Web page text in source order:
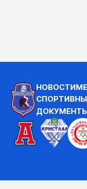
НОВОСТИ